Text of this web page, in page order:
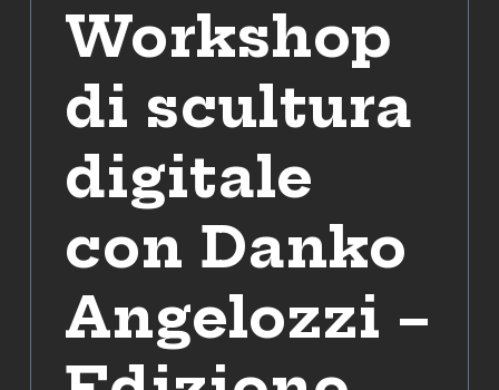
Workshop
di scultura
digitale
con Danko
Angelozzi –